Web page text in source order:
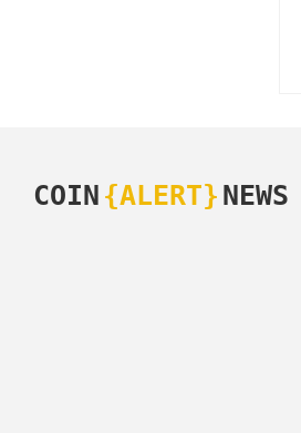
COIN {ALERT} NEWS